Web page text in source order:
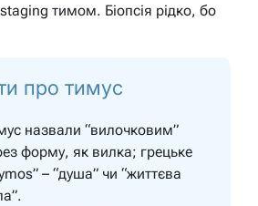
тимом. Біопсія рідко, бо
про тимус
назвали “вилочковим”
форму, як вилка; грецьке
– “душа” чи “життєва